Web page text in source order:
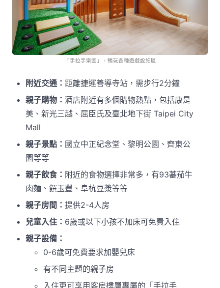
「手拉手樂園」，暢玩各種遊戲設施區
附近交通： 距離捷運善導寺站，需步行2分鐘
親子購物： 酒店附近有多個購物熱點，包括康是
美、新光三越、屈臣氏及臺北地下街 Taipei City
Mall
親子景點： 國立中正紀念堂、黎明公園、齊東公
園等等
親子飲食： 附近的食物選擇非常多，有93蕃茄牛
肉麵、饌玉豐、阜杭豆漿等等
親子房間： 提供2-4人房
兒童入住： 6歲或以下小孩不加床可免費入住
親子設備：
0-6歲可免費要求加嬰兒床
有不同主題的親子房
入住更可享用客房樓層專屬的「手拉手